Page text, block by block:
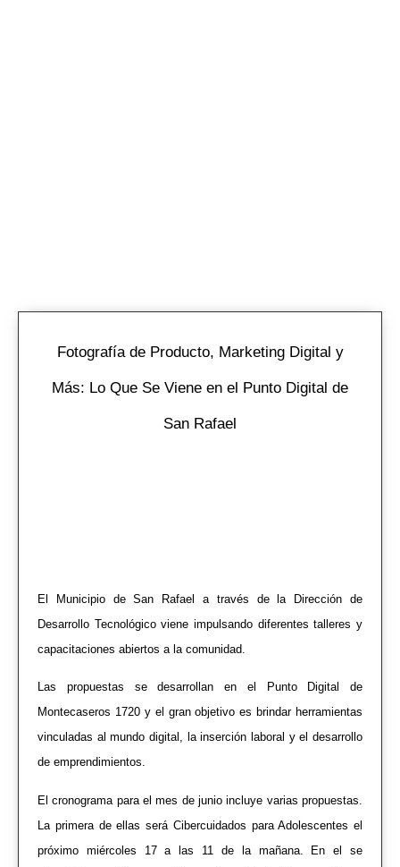
Fotografía de Producto, Marketing Digital y
Más: Lo Que Se Viene en el Punto Digital de
San Rafael
El Municipio de San Rafael a través de la Dirección de
Desarrollo Tecnológico viene impulsando diferentes talleres y
capacitaciones abiertos a la comunidad.
Las propuestas se desarrollan en el Punto Digital de
Montecaseros 1720 y el gran objetivo es brindar herramientas
vinculadas al mundo digital, la inserción laboral y el desarrollo
de emprendimientos.
El cronograma para el mes de junio incluye varias propuestas.
La primera de ellas será Cibercuidados para Adolescentes el
próximo miércoles 17 a las 11 de la mañana. En el se